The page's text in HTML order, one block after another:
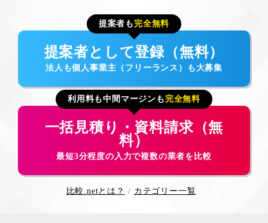
提案者も 完全無料
提案者として登録（無料）
法人も個人事業主（フリーランス）も大募集
利用料も中間マージンも 完全無料
一括見積り・資料請求（無
料）
最短3分程度の入力で複数の業者を比較
比較.netとは？ カテゴリー一覧